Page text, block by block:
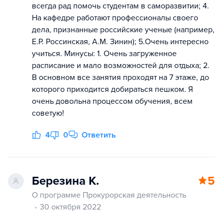
всегда рад помочь студентам в саморазвитии; 4.
На кафедре работают профессионалы своего
дела, признанные российские ученые (например,
Е.Р. Россинская, А.М. Зинин); 5.Очень интересно
учиться. Минусы: 1. Очень загруженное
расписание и мало возможностей для отдыха; 2.
В основном все занятия проходят на 7 этаже, до
которого приходится добираться пешком. Я
очень довольна процессом обучения, всем
советую!
4 0 Ответить
Березина К. 5
О программе Прокурорская деятельность
30 октября 2022